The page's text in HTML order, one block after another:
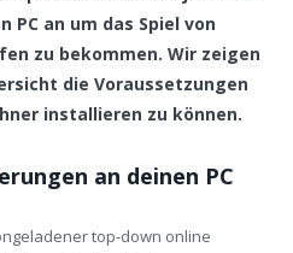
an um das Spiel von
zu bekommen. Wir zeigen
die Voraussetzungen
installieren zu können.
an deinen PC
top-down online